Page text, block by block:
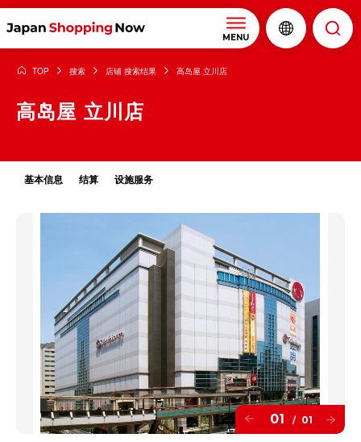
MENU
TOP 搜索 店铺 搜索结果 高岛屋 立川店
高岛屋 立川店
基本信息 结算 设施服务
01 / 01